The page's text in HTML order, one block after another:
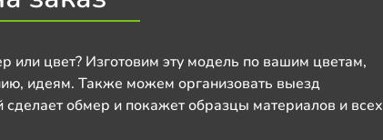
или цвет? Изготовим эту модель по вашим цветам,
идеям. Также можем организовать выезд
обмер и покажет образцы материалов и всех